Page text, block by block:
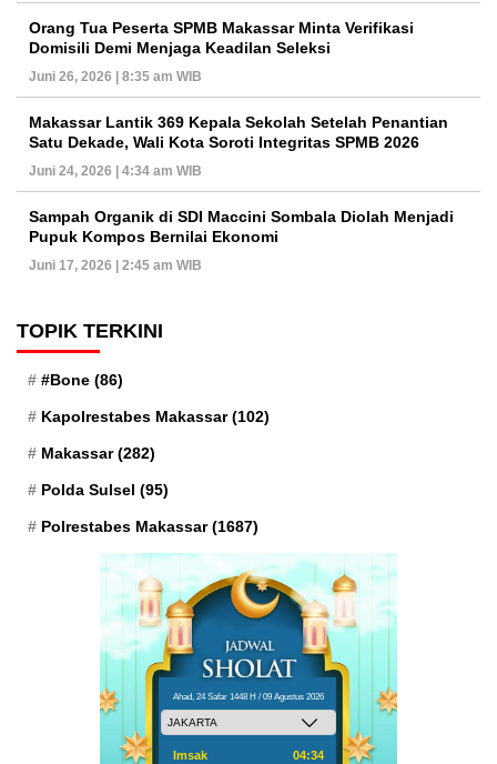
Orang Tua Peserta SPMB Makassar Minta Verifikasi
Domisili Demi Menjaga Keadilan Seleksi
Juni 26, 2026 | 8:35 am WIB
Makassar Lantik 369 Kepala Sekolah Setelah Penantian
Satu Dekade, Wali Kota Soroti Integritas SPMB 2026
Juni 24, 2026 | 4:34 am WIB
Sampah Organik di SDI Maccini Sombala Diolah Menjadi
Pupuk Kompos Bernilai Ekonomi
Juni 17, 2026 | 2:45 am WIB
TOPIK TERKINI
#Bone (86)
Kapolrestabes Makassar(102)
Makassar(282)
Polda Sulsel (95)
Polrestabes Makassar(1687)
Ahad, 24 Safar 1448 H / 09 Agustus 2026
Imsak 04:34